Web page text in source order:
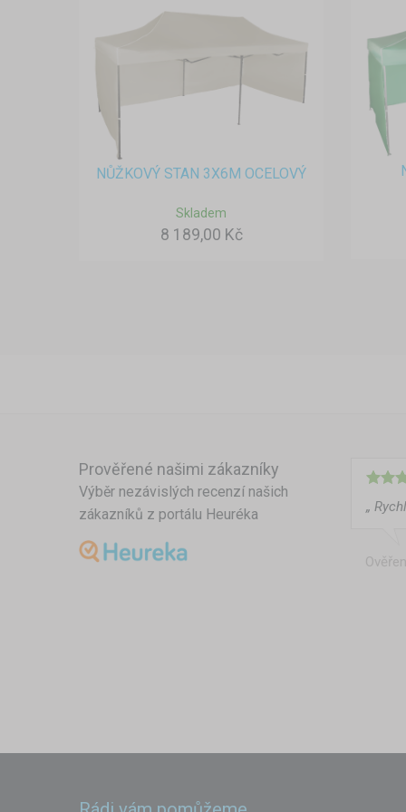
NŮŽKOVÝ STAN 3X6M OCELOVÝ
Skladem
8 189,00 Kč
Prověřené našimi zákazníky
Výběr nezávislých recenzí našich
zákazníků z portálu Heuréka
„